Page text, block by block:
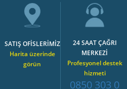
SATIŞ OFİSLERİMİZ
Harita üzerinde
görün
24 SAAT ÇAĞRI
MERKEZİ
Profesyonel destek
hizmeti
0850 303 0